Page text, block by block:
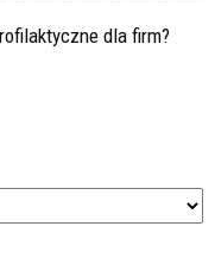
dla firm?